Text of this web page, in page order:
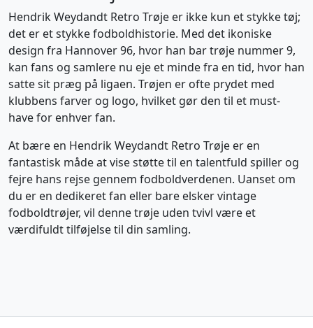
Hendrik Weydandt Retro Trøje er ikke kun et stykke tøj;
det er et stykke fodboldhistorie. Med det ikoniske
design fra Hannover 96, hvor han bar trøje nummer 9,
kan fans og samlere nu eje et minde fra en tid, hvor han
satte sit præg på ligaen. Trøjen er ofte prydet med
klubbens farver og logo, hvilket gør den til et must-
have for enhver fan.
At bære en Hendrik Weydandt Retro Trøje er en
fantastisk måde at vise støtte til en talentfuld spiller og
fejre hans rejse gennem fodboldverdenen. Uanset om
du er en dedikeret fan eller bare elsker vintage
fodboldtrøjer, vil denne trøje uden tvivl være et
værdifuldt tilføjelse til din samling.